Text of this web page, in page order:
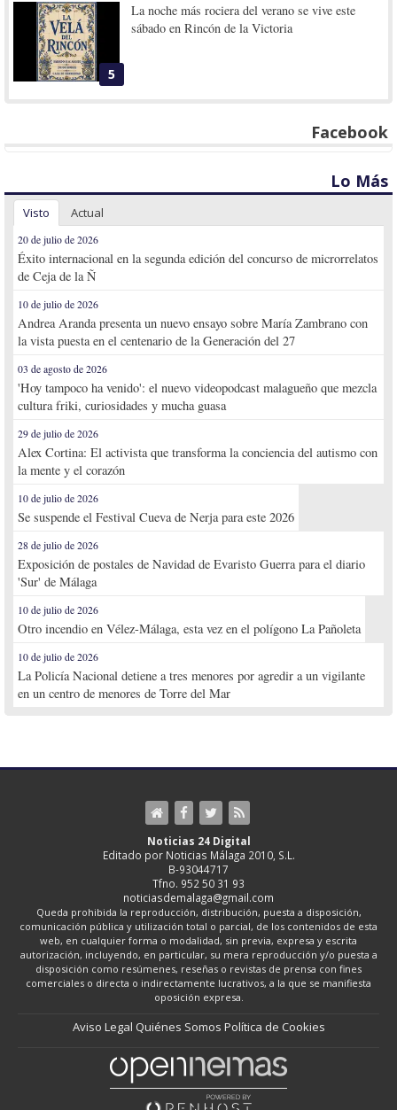
5
La noche más rociera del verano se vive este
sábado en Rincón de la Victoria
Facebook
Lo Más
Visto Actual
20 de julio de 2026
Éxito internacional en la segunda edición del concurso de microrrelatos
de Ceja de la Ñ
10 de julio de 2026
Andrea Aranda presenta un nuevo ensayo sobre María Zambrano con
la vista puesta en el centenario de la Generación del 27
03 de agosto de 2026
'Hoy tampoco ha venido': el nuevo videopodcast malagueño que mezcla
cultura friki, curiosidades y mucha guasa
29 de julio de 2026
Alex Cortina: El activista que transforma la conciencia del autismo con
la mente y el corazón
10 de julio de 2026
Se suspende el Festival Cueva de Nerja para este 2026
28 de julio de 2026
Exposición de postales de Navidad de Evaristo Guerra para el diario
'Sur' de Málaga
10 de julio de 2026
Otro incendio en Vélez-Málaga, esta vez en el polígono La Pañoleta
10 de julio de 2026
La Policía Nacional detiene a tres menores por agredir a un vigilante
en un centro de menores de Torre del Mar
Noticias 24 Digital
Editado por Noticias Málaga 2010, S.L.
B-93044717
Tfno. 952 50 31 93
noticiasdemalaga@gmail.com
Queda prohibida la reproducción, distribución, puesta a disposición,
comunicación pública y utilización total o parcial, de los contenidos de esta
web, en cualquier forma o modalidad, sin previa, expresa y escrita
autorización, incluyendo, en particular, su mera reproducción y/o puesta a
disposición como resúmenes, reseñas o revistas de prensa con fines
comerciales o directa o indirectamente lucrativos, a la que se manifiesta
oposición expresa.
Aviso Legal Quiénes Somos Política de Cookies